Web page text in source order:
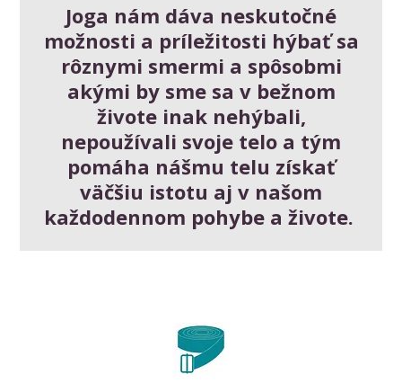
Joga nám dáva neskutočné
možnosti a príležitosti hýbať sa
rôznymi smermi a spôsobmi
akými by sme sa v bežnom
živote inak nehýbali,
nepoužívali svoje telo a tým
pomáha nášmu telu získať
väčšiu istotu aj v našom
každodennom pohybe a živote.